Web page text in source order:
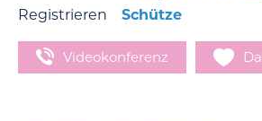
Registrieren
Schütze
Videokonferenz